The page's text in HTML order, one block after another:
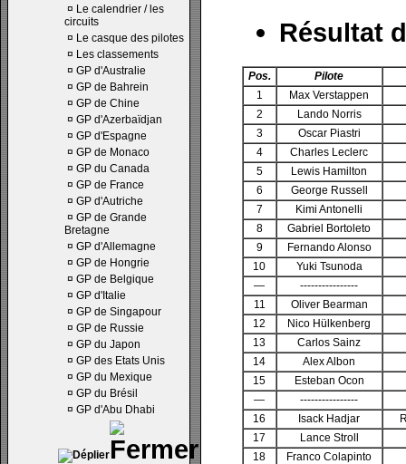
¤ Le calendrier / les
circuits
¤ Le casque des pilotes
¤ Les classements
¤ GP d'Australie
¤ GP de Bahrein
¤ GP de Chine
¤ GP d'Azerbaïdjan
¤ GP d'Espagne
¤ GP de Monaco
¤ GP du Canada
¤ GP de France
¤ GP d'Autriche
¤ GP de Grande
Bretagne
¤ GP d'Allemagne
¤ GP de Hongrie
¤ GP de Belgique
¤ GP d'Italie
¤ GP de Singapour
¤ GP de Russie
¤ GP du Japon
¤ GP des Etats Unis
¤ GP du Mexique
¤ GP du Brésil
¤ GP d'Abu Dhabi
Résultat
Pos.
Pilote
1
Max Verstappen
2
Lando Norris
3
Oscar Piastri
4
Charles Leclerc
5
Lewis Hamilton
6
George Russell
7
Kimi Antonelli
8
Gabriel Bortoleto
9
Fernando Alonso
10
Yuki Tsunoda
—
----------------
11
Oliver Bearman
12
Nico Hülkenberg
13
Carlos Sainz
14
Alex Albon
15
Esteban Ocon
—
----------------
16
Isack Hadjar
17
Lance Stroll
18
Franco Colapinto